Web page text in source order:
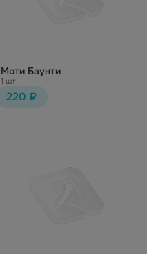
Моти Баунти
1 шт.
220 ₽